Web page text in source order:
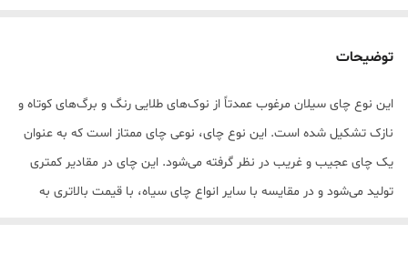
توضیحات
این نوع چای سیلان مرغوب عمدتاً از نوک‌های طلایی رنگ و برگ‌های کوتاه و
نازک تشکیل شده است. این نوع چای، نوعی چای ممتاز است که به عنوان
یک چای عجیب و غریب در نظر گرفته می‌شود. این چای در مقادیر کمتری
تولید می‌شود و در مقایسه با سایر انواع چای سیاه، با قیمت بالاتری به